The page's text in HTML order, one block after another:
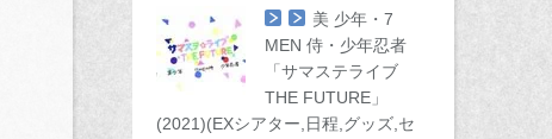
美 少年・7
MEN 侍・少年忍者
「サマステライブ
THE FUTURE」
(2021)(EXシアター,日程,グッズ,セ